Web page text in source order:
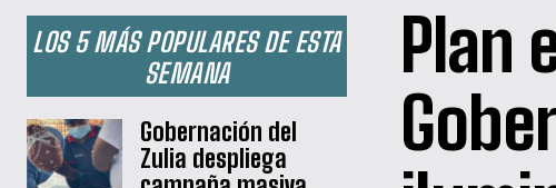
LOS 5 MÁS POPULARES DE ESTA
SEMANA
Gobernación del
Zulia despliega
Plan